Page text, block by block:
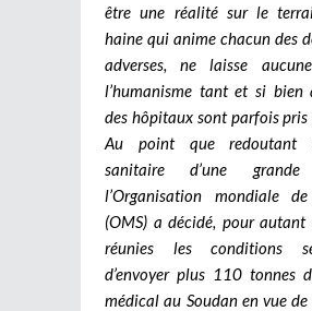
être une réalité sur le
haine qui anime chacun des
adverses, ne laisse
l’humanisme tant et si bien
des hôpitaux sont parfois pris
Au point que redoutant
sanitaire d’une grande
l’Organisation mondiale
(OMS) a décidé, pour autant
réunies les conditions
d’envoyer plus 110 tonnes
médical au Soudan en vue